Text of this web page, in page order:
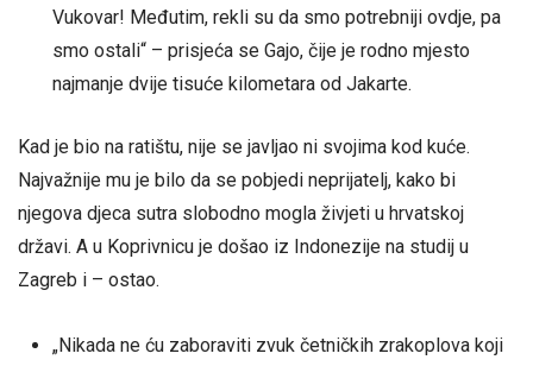
Vukovar! Međutim, rekli su da smo potrebniji ovdje, pa
smo ostali“ – prisjeća se Gajo, čije je rodno mjesto
najmanje dvije tisuće kilometara od Jakarte.
Kad je bio na ratištu, nije se javljao ni svojima kod kuće.
Najvažnije mu je bilo da se pobjedi neprijatelj, kako bi
njegova djeca sutra slobodno mogla živjeti u hrvatskoj
državi. A u Koprivnicu je došao iz Indonezije na studij u
Zagreb i – ostao.
„Nikada ne ću zaboraviti zvuk četničkih zrakoplova koji